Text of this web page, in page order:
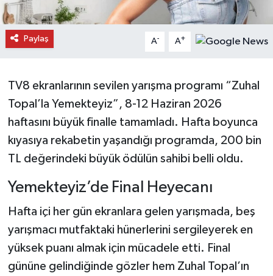
Paylaş A- A+
TV8 ekranlarının sevilen yarışma programı “Zuhal
Topal’la Yemekteyiz”, 8-12 Haziran 2026
haftasını büyük finalle tamamladı. Hafta boyunca
kıyasıya rekabetin yaşandığı programda, 200 bin
TL değerindeki büyük ödülün sahibi belli oldu.
Yemekteyiz’de Final Heyecanı
Hafta içi her gün ekranlara gelen yarışmada, beş
yarışmacı mutfaktaki hünerlerini sergileyerek en
yüksek puanı almak için mücadele etti. Final
gününe gelindiğinde gözler hem Zuhal Topal’ın
İhsangazi Haberleri
Küre Haberleri
Merkez Haberleri
Pınarbaşı Haberleri
Seydiler Haberleri
Tosya Haberleri